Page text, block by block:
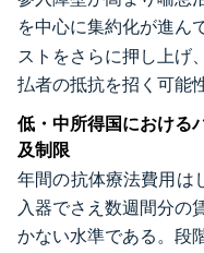
を中心に集約化が進ん
ストをさらに押し上げ
払者の抵抗を招く可能
低・中所得国における
及制限
年間の抗体療法費用は
入器でさえ数週間分の
かない水準である。段